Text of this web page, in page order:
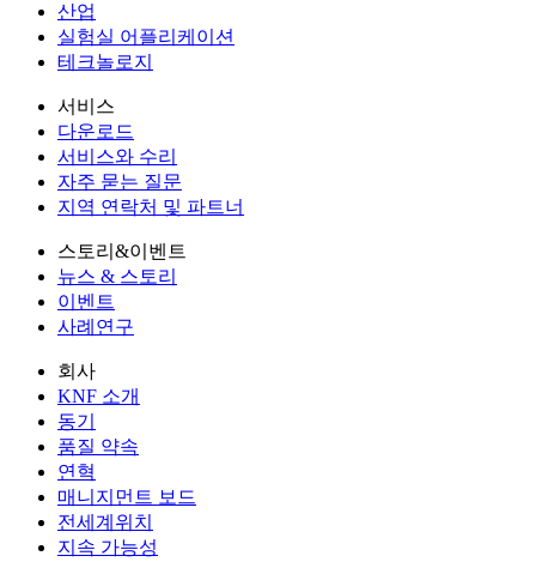
산업
실험실 어플리케이션
테크놀로지
서비스
다운로드
서비스와 수리
자주 묻는 질문
지역 연락처 및 파트너
스토리&이벤트
뉴스 & 스토리
이벤트
사례연구
회사
KNF 소개
동기
품질 약속
연혁
매니지먼트 보드
전세계위치
지속 가능성